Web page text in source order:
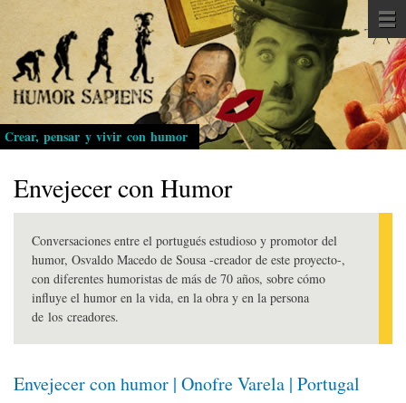
Pasar
al
contenido
principal
Crear, pensar y vivir con humor
Envejecer con Humor
Conversaciones entre el portugués estudioso y promotor del
humor, Osvaldo Macedo de Sousa -creador de este proyecto-,
con diferentes humoristas de más de 70 años, sobre cómo
influye el humor en la vida, en la obra y en la persona
de los creadores.
Envejecer con humor | Onofre Varela | Portugal